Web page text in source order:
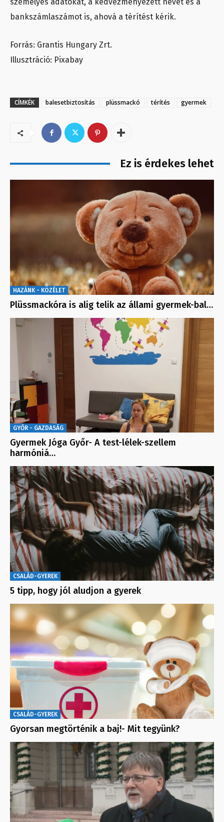
személyes adatokat, a kedvezményezett nevét és a
bankszámlaszámot is, ahová a térítést kérik.
Forrás: Grantis Hungary Zrt.
Illusztráció: Pixabay
CÍMKÉK balesetbiztosítás plüssmackó térítés gyermek
Ez is érdekes lehet
HAZÁNK - KÖZÉLET
Plüssmackóra is alig telik az állami gyermek-bal…
GYŐR - GAZDASÁG
Gyermek Jóga Győr- A test-lélek-szellem
harmóniá…
CSALÁD-GYEREK
5 tipp, hogy jól aludjon a gyerek
CSALÁD-GYEREK
Gyorsan megtörténik a baj!- Mit tegyünk?